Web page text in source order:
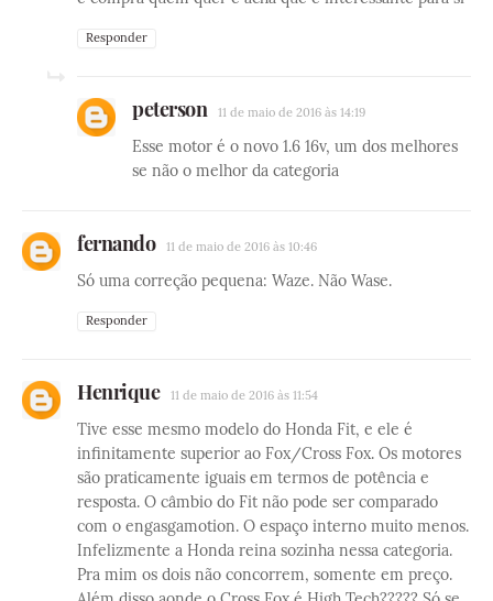
Responder
peterson 11 de maio de 2016 às 14:19
Esse motor é o novo 1.6 16v, um dos melhores
se não o melhor da categoria
fernando 11 de maio de 2016 às 10:46
Só uma correção pequena: Waze. Não Wase.
Responder
Henrique 11 de maio de 2016 às 11:54
Tive esse mesmo modelo do Honda Fit, e ele é
infinitamente superior ao Fox/Cross Fox. Os motores
são praticamente iguais em termos de potência e
resposta. O câmbio do Fit não pode ser comparado
com o engasgamotion. O espaço interno muito menos.
Infelizmente a Honda reina sozinha nessa categoria.
Pra mim os dois não concorrem, somente em preço.